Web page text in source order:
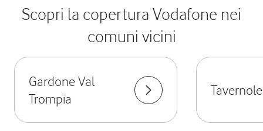
Scopri la copertura Vodafone nei
comuni vicini
Gardone Val
Trompia